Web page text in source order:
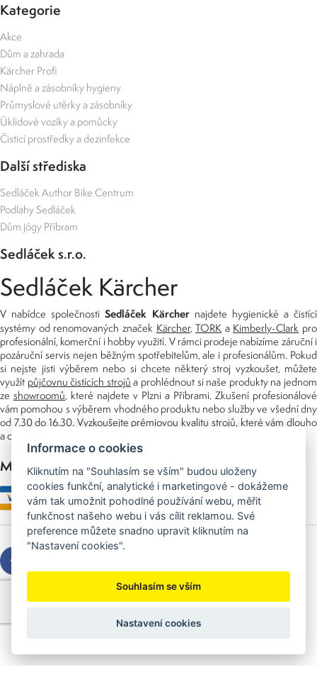
Kategorie
Akce
Dům a zahrada
Kärcher Profi
Náplně a zásobníky hygieny
Průmyslové utěrky a zásobníky
Úklidové vozíky a pomůcky
Čisticí prostředky a dezinfekce
Další střediska
Sedláček Author Bike Centrum
Podlahy Sedláček
Dům jógy Příbram
Sedláček s.r.o.
Sedláček Kärcher
V nabídce společnostiSedláček Kärchernajdete hygienické a čistící
systémy od renomovaných značek Kärcher,TORK a Kimberly-Clark pro
profesionální, komerční i hobby využití. V rámci prodeje nabízíme záruční i
pozáruční servis nejen běžným spotřebitelům, ale i profesionálům. Pokud
si nejste jisti výběrem nebo si chcete některý stroj vyzkoušet, můžete
využít půjčovnu čistících strojů a prohlédnout si naše produkty na jednom
ze showroomů, které najdete v Plzni a Příbrami. Zkušení profesionálové
vám pomohou s výběrem vhodného produktu nebo služby ve všední dny
od 7.30 do 16.30. Vyzkoušejte prémiovou kvalitu strojů, které vám dlouho
a dobře poslouží nejen doma, ale i v zaměstnání.
Možnosti platby
Copyright © 2026 Sedláček s.r.o.
Created byOLC Webdesign
Informace o cookies
Kliknutím na "Souhlasím se vším" budou uloženy
cookies funkční, analytické i marketingové - dokážeme
vám tak umožnit pohodlné používání webu, měřit
funkčnost našeho webu i vás cílit reklamou. Své
preference můžete snadno upravit kliknutím na
"Nastavení cookies".
Souhlasím se vším
Nastavení cookies